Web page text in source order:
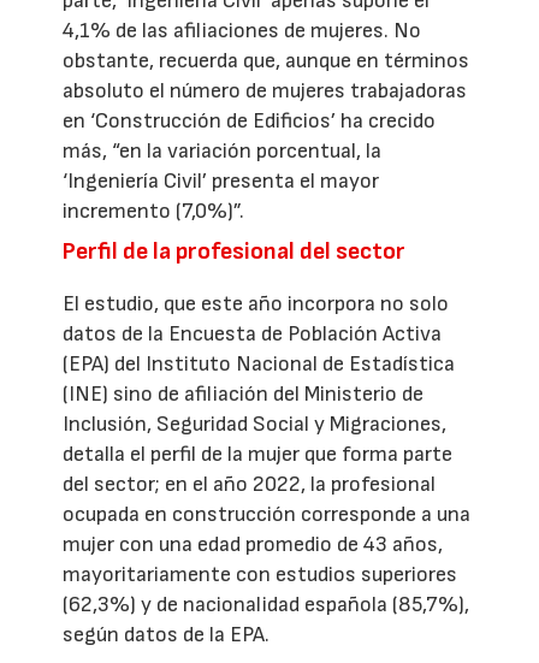
4,1% de las afiliaciones de mujeres. No
obstante, recuerda que, aunque en términos
absoluto el número de mujeres trabajadoras
en ‘Construcción de Edificios’ ha crecido
más, “en la variación porcentual, la
‘Ingeniería Civil’ presenta el mayor
incremento (7,0%)”.
Perfil de la profesional del sector
El estudio, que este año incorpora no solo
datos de la Encuesta de Población Activa
(EPA) del Instituto Nacional de Estadística
(INE) sino de afiliación del Ministerio de
Inclusión, Seguridad Social y Migraciones,
detalla el perfil de la mujer que forma parte
del sector; en el año 2022, la profesional
ocupada en construcción corresponde a una
mujer con una edad promedio de 43 años,
mayoritariamente con estudios superiores
(62,3%) y de nacionalidad española (85,7%),
según datos de la EPA.